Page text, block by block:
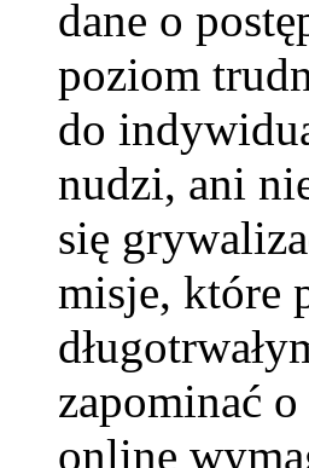
dane o
poziom
do
nudzi, ani
się
misje, które
zapominać
online